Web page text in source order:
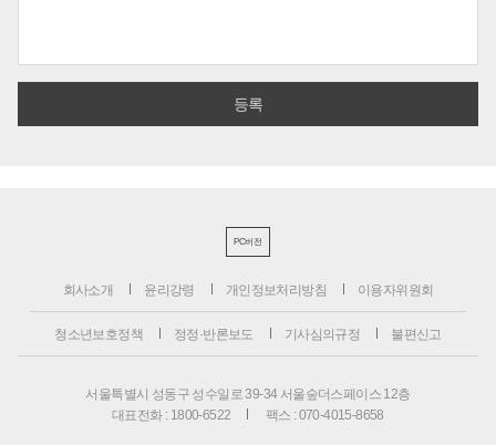
PC버전
회사소개 윤리강령 개인정보처리방침 이용자위원회
청소년보호정책 정정·반론보도 기사심의규정 불편신고
서울특별시 성동구 성수일로 39-34 서울숲더스페이스 12층
대표전화 : 1800-6522
팩스 : 070-4015-8658